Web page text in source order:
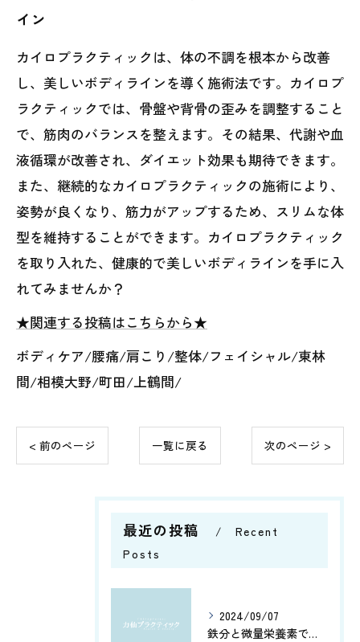
イン
カイロプラクティックは、体の不調を根本から改善
し、美しいボディラインを導く施術法です。カイロプ
ラクティックでは、骨盤や背骨の歪みを調整すること
で、筋肉のバランスを整えます。その結果、代謝や血
液循環が改善され、ダイエット効果も期待できます。
また、継続的なカイロプラクティックの施術により、
姿勢が良くなり、筋力がアップするため、スリムな体
型を維持することができます。カイロプラクティック
を取り入れた、健康的で美しいボディラインを手に入
れてみませんか？
★関連する投稿はこちらから★
ボディケア/腰痛/肩こり/整体/フェイシャル/東林
間/相模大野/町田/上鶴間/
< 前のページ 一覧に戻る 次のページ >
最近の投稿
Recent
Posts
2024/09/07
鉄分と微量栄養素で健康管理